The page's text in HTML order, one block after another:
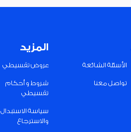
الأسئلة الشائعة
تواصل معنا
المزيد
عروض تقسيطي
شروط و أحكام
تقسيطي
سياسة الاستبدال
والاسترجاع